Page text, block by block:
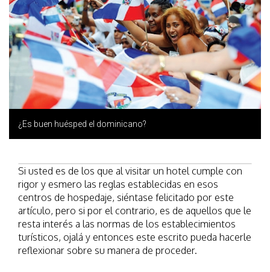
¿Es buen huésped el dominicano?
Si usted es de los que al visitar un hotel cumple con
rigor y esmero las reglas establecidas en esos
centros de hospedaje, siéntase felicitado por este
artículo, pero si por el contrario, es de aquellos que le
resta interés a las normas de los establecimientos
turísticos, ojalá y entonces este escrito pueda hacerle
reflexionar sobre su manera de proceder.